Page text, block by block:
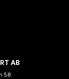
AB
58